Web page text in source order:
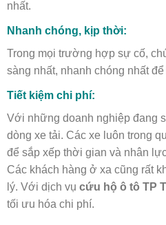
nhất.
Nhanh chóng, kịp thời:
Trong mọi trường hợp sự cố,
sàng nhất, nhanh chóng nhất
Tiết kiệm chi phí:
Với những doanh nghiệp đang
dòng xe tải. Các xe luôn trong
để sắp xếp thời gian và nhân
Các khách hàng ở xa cũng rất
lý. Với dịch vụ cứu hộ ô tô TP
tối ưu hóa chi phí.